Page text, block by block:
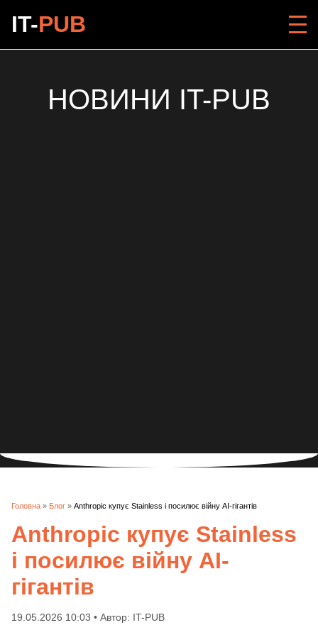
IT-PUB
НОВИНИ IT-PUB
Головна » Блог » Anthropic купує Stainless і посилює війну AI-гігантів
Anthropic купує Stainless
і посилює війну AI-
гігантів
19.05.2026 10:03 • Автор: IT-PUB